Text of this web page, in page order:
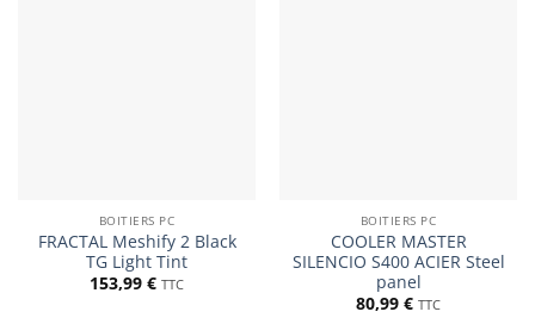
BOITIERS PC
FRACTAL Meshify 2 Black
TG Light Tint
153,99 € TTC
BOITIERS PC
COOLER MASTER
SILENCIO S400 ACIER Steel
panel
80,99 € TTC